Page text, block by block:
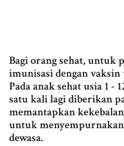
Bagi orang sehat, untuk
imunisasi dengan
Pada anak sehat usia 1
satu kali lagi diberikan
memantapkan
untuk
dewasa.